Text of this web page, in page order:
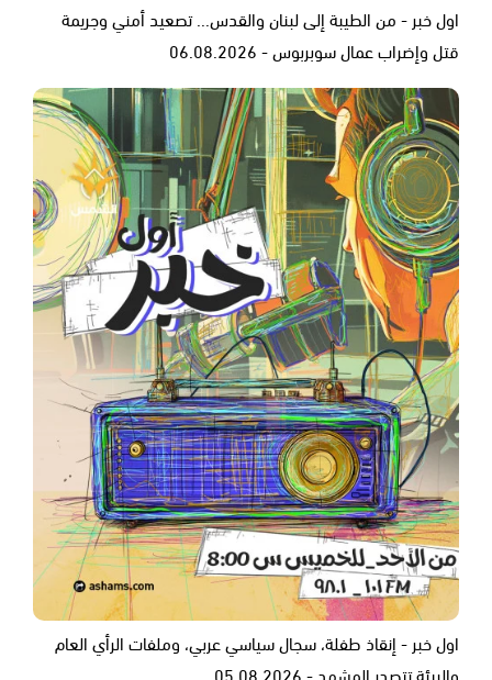
اول خبر - من الطيبة إلى لبنان والقدس... تصعيد أمني وجريمة
قتل وإضراب عمال سوبربوس - 06.08.2026
اول خبر - إنقاذ طفلة، سجال سياسي عربي، وملفات الرأي العام
والبيئة تتصدر المشهد - 05.08.2026